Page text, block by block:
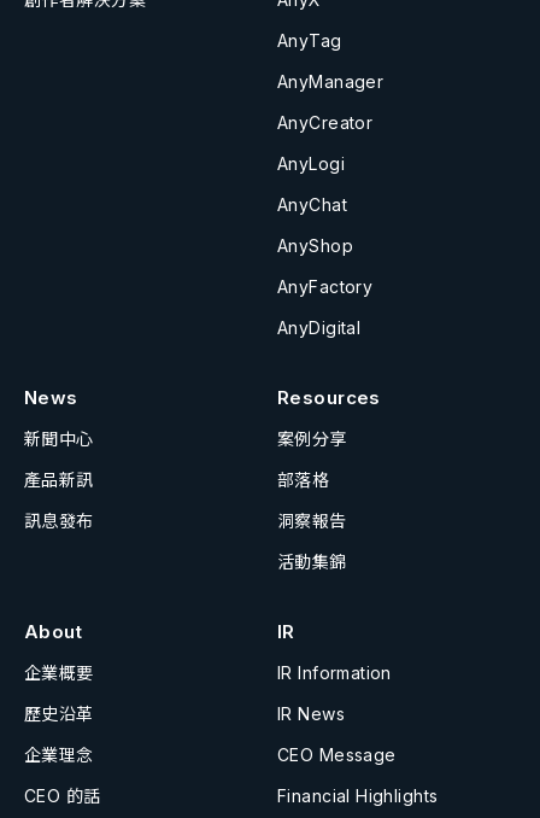
AnyTag
AnyManager
AnyCreator
AnyLogi
AnyChat
AnyShop
AnyFactory
AnyDigital
News
新聞中心
產品新訊
訊息發布
Resources
案例分享
部落格
洞察報告
活動集錦
About
企業概要
歷史沿革
企業理念
CEO 的話
IR
IR Information
IR News
CEO Message
Financial Highlights